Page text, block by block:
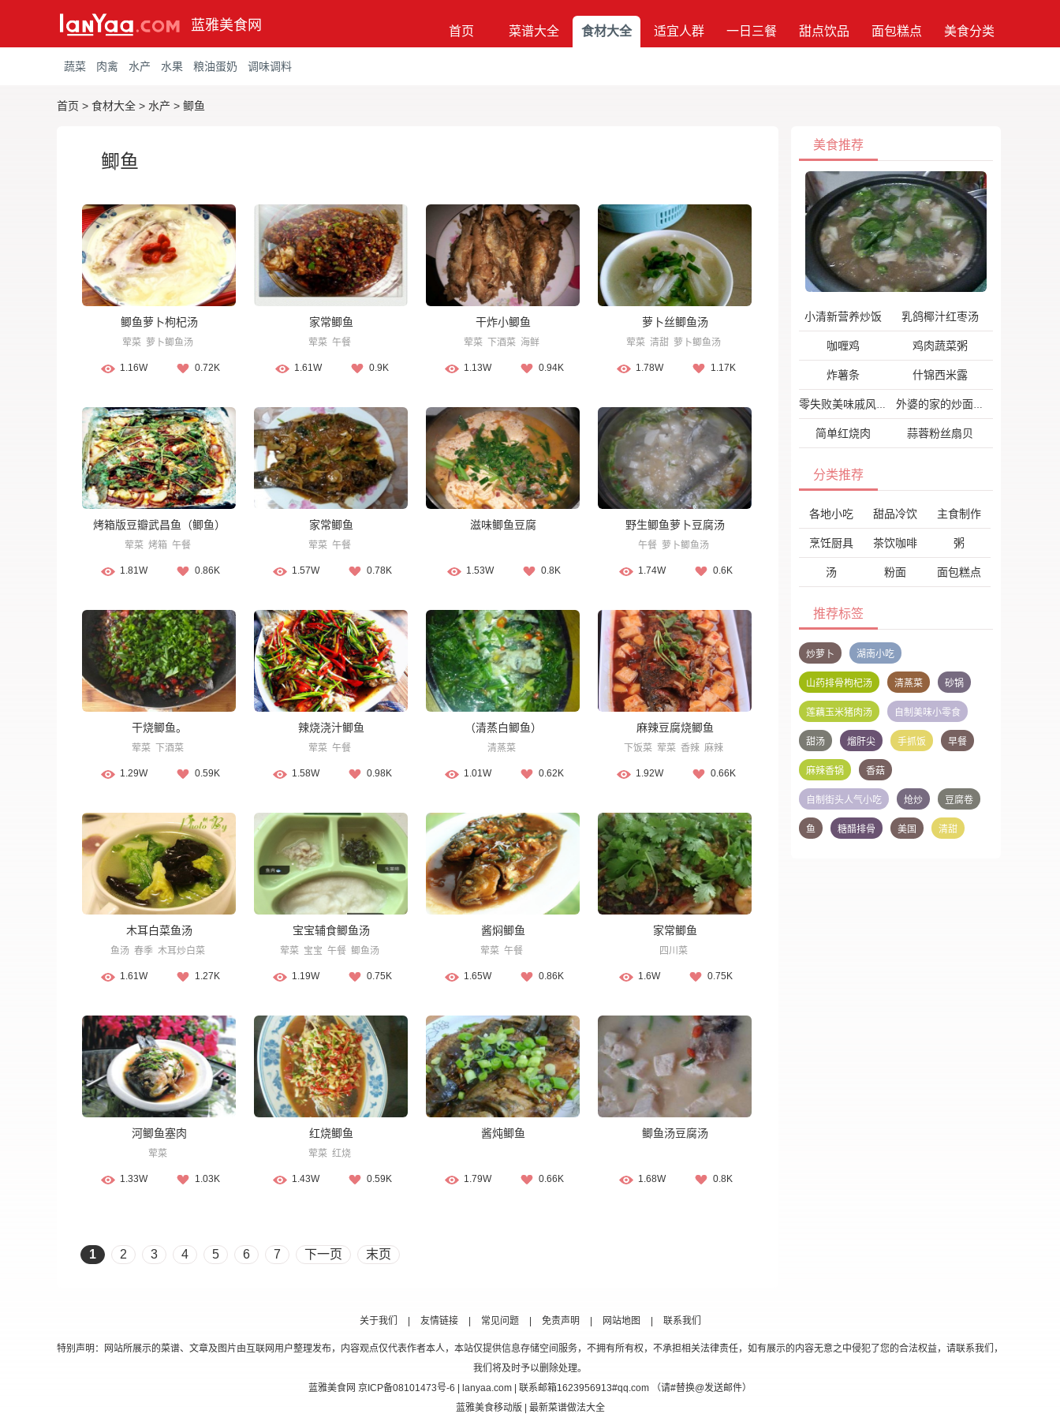
蓝雅美食网 首页 菜谱大全 食材大全 适宜人群 一日三餐 甜点饮品 面包糕点 美食分类
蔬菜 肉禽 水产 水果 粮油蛋奶 调味调料
首页 > 食材大全 > 水产 > 鲫鱼
鲫鱼
鲫鱼萝卜枸杞汤
荤菜 萝卜鲫鱼汤
1.16W 0.72K
家常鲫鱼
荤菜 午餐
1.61W 0.9K
干炸小鲫鱼
荤菜 下酒菜 海鲜
1.13W 0.94K
萝卜丝鲫鱼汤
荤菜 清甜 萝卜鲫鱼汤
1.78W 1.17K
烤箱版豆瓣武昌鱼（鲫鱼）
荤菜 烤箱 午餐
1.81W 0.86K
家常鲫鱼
荤菜 午餐
1.57W 0.78K
滋味鲫鱼豆腐
1.53W 0.8K
野生鲫鱼萝卜豆腐汤
午餐 萝卜鲫鱼汤
1.74W 0.6K
干烧鲫鱼。
荤菜 下酒菜
1.29W 0.59K
辣烧浇汁鲫鱼
荤菜 午餐
1.58W 0.98K
（清蒸白鲫鱼）
清蒸菜
1.01W 0.62K
麻辣豆腐烧鲫鱼
下饭菜 荤菜 香辣 麻辣
1.92W 0.66K
木耳白菜鱼汤
鱼汤 春季 木耳炒白菜
1.61W 1.27K
宝宝辅食鲫鱼汤
荤菜 宝宝 午餐 鲫鱼汤
1.19W 0.75K
酱焖鲫鱼
荤菜 午餐
1.65W 0.86K
家常鲫鱼
四川菜
1.6W 0.75K
河鲫鱼塞肉
荤菜
1.33W 1.03K
红烧鲫鱼
荤菜 红烧
1.43W 0.59K
酱炖鲫鱼
1.79W 0.66K
鲫鱼汤豆腐汤
1.68W 0.8K
1 2 3 4 5 6 7 下一页 末页
美食推荐
小清新营养炒饭 乳鸽椰汁红枣汤
咖喱鸡 鸡肉蔬菜粥
炸薯条 什锦西米露
零失败美味戚风蛋糕 外婆的家的炒面茶
简单红烧肉 蒜蓉粉丝扇贝
分类推荐
各地小吃 甜品冷饮 主食制作
烹饪厨具 茶饮咖啡 粥
汤 粉面 面包糕点
推荐标签
炒萝卜 湖南小吃
山药排骨枸杞汤 清蒸菜 砂锅
莲藕玉米猪肉汤 自制美味小零食
甜汤 熘肝尖 手抓饭 早餐
麻辣香锅 香菇
自制街头人气小吃 炝炒 豆腐卷
鱼 糖醋排骨 美国 清甜
关于我们 友情链接 常见问题 免责声明 网站地图 联系我们
特别声明：网站所展示的菜谱、文章及图片由互联网用户整理发布，内容观点仅代表作者本人，本站仅提供信息存储空间服务，不拥有所有权，不承担相关法律责任，如有展示的内容无意之中侵犯了您的合法权益，请联系我们，
我们将及时予以删除处理。
蓝雅美食网 京ICP备08101473号-6 | lanyaa.com | 联系邮箱1623956913#qq.com （请#替换@发送邮件）
蓝雅美食移动版 | 最新菜谱做法大全